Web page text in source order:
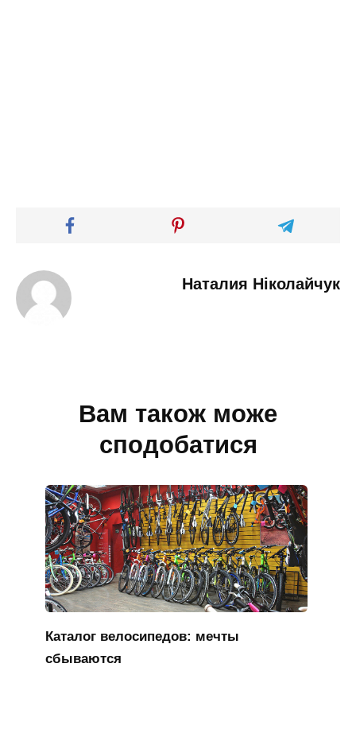
Наталия Ніколайчук
Вам також може
сподобатися
Каталог велосипедов: мечты
сбываются